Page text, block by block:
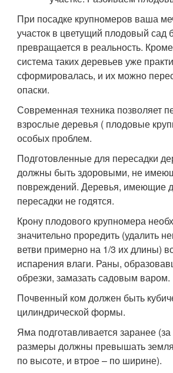
При посадке крупномеров ваша
участок в цветущий плодовый сад
превращается в реальность.
система таких деревьев уже
сформировалась, и их можно
опаски.
Современная техника позволяет
взрослые деревья ( плодовые
особых проблем.
Подготовленные для пересадки
должны быть здоровыми, не
повреждений. Деревья, имеющие
пересадки не годятся.
Крону плодового крупномера
значительно проредить (удалить
ветви примерно на 1/3 их длины)
испарения влаги. Раны,
обрезки, замазать садовым варом.
Почвенный ком должен быть
цилиндрической формы.
Яма подготавливается заранее
размеры должны превышать
по высоте, и втрое – по ширине).